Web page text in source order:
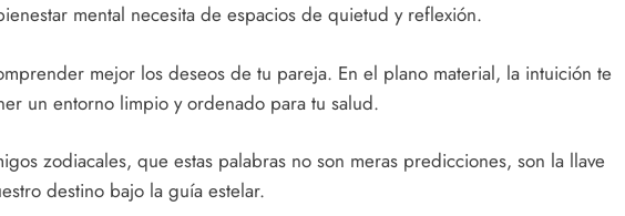
mental necesita de espacios de quietud y reflexión.
mejor los deseos de tu pareja. En el plano material, la intuición te
un entorno limpio y ordenado para tu salud.
zodiacales, que estas palabras no son meras predicciones, son la llave
destino bajo la guía estelar.